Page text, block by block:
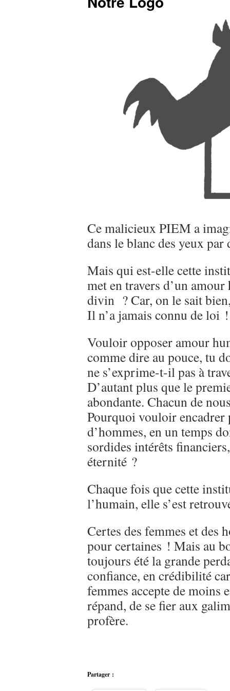
Ce malicieux PIEM a
dans le blanc des yeux
Mais qui est-elle cette
met en travers d’un
divin ? Car, on le sait
Il n’a jamais connu de loi
Vouloir opposer amour
comme dire au pouce, tu
ne s’exprime-t-il pas à
D’autant plus que le
abondante. Chacun de
Pourquoi vouloir encadrer
d’hommes, en un temps
sordides intérêts
éternité ?
Chaque fois que cette
l’humain, elle s’est
Certes des femmes et des
pour certaines ! Mais au
toujours été la grande
confiance, en crédibilité
femmes accepte de moins
répand, de se fier aux
profère.
Partager :